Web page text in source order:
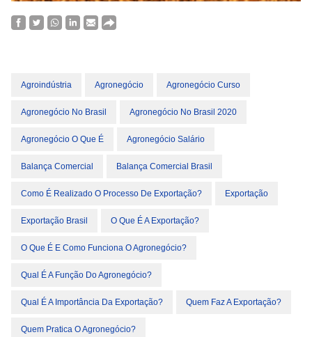
Agroindústria Agronegócio Agronegócio Curso
Agronegócio No Brasil Agronegócio No Brasil 2020
Agronegócio O Que É Agronegócio Salário
Balança Comercial Balança Comercial Brasil
Como É Realizado O Processo De Exportação? Exportação
Exportação Brasil O Que É A Exportação?
O Que É E Como Funciona O Agronegócio?
Qual É A Função Do Agronegócio?
Qual É A Importância Da Exportação? Quem Faz A Exportação?
Quem Pratica O Agronegócio?